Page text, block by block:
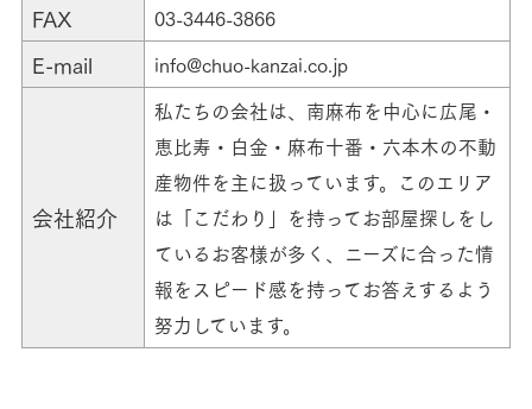
FAX 03-3446-3866
E-mail info@chuo-kanzai.co.jp
会社紹介
私たちの会社は、南麻布を中心に広尾・
恵比寿・白金・麻布十番・六本木の不動
産物件を主に扱っています。このエリア
は「こだわり」を持ってお部屋探しをし
ているお客様が多く、ニーズに合った情
報をスピード感を持ってお答えするよう
努力しています。